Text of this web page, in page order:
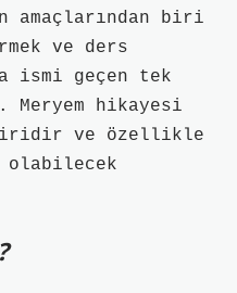
amaçlarından biri
ve ders
ismi geçen tek
Meryem hikayesi
ve özellikle
olabilecek